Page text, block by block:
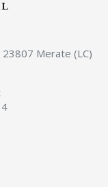
Merate (LC)